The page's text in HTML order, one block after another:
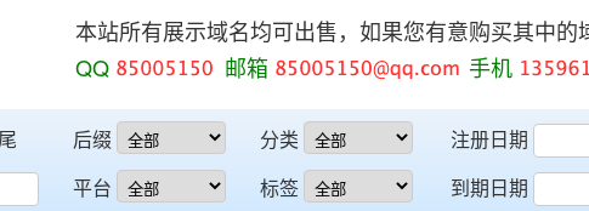
本站所有展示域名均可出售，如果您有意购买其中的
QQ
邮箱 手机
后缀
平台
分类
标签
注册日期
到期日期